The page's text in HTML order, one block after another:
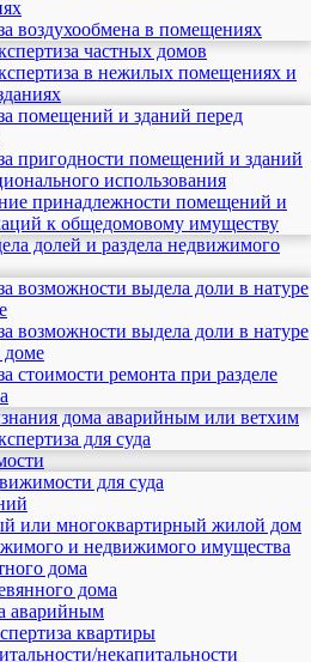
воздухообмена в помещениях
частных домов
в нежилых помещениях и
помещений и зданий перед
пригодности помещений и зданий
использования
принадлежности помещений и
к общедомовому имуществу
долей и раздела недвижимого
возможности выдела доли в натуре
возможности выдела доли в натуре
доме
стоимости ремонта при разделе
дома аварийным или ветхим
для суда
для суда
или многоквартирный жилой дом
и недвижимого имущества
дома
дома
аварийным
квартиры
некапитальности